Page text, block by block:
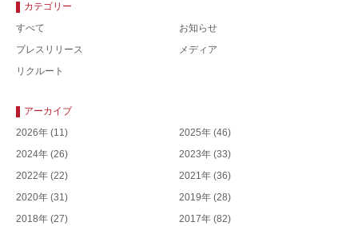
カテゴリー
すべて
お知らせ
プレスリリース
メディア
リクルート
アーカイブ
2026年 (11) 2025年 (46)
2024年 (26) 2023年 (33)
2022年 (22) 2021年 (36)
2020年 (31) 2019年 (28)
2018年 (27) 2017年 (82)